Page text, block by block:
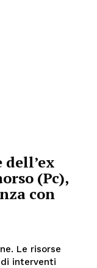
(Pc),
con
Le risorse
interventi